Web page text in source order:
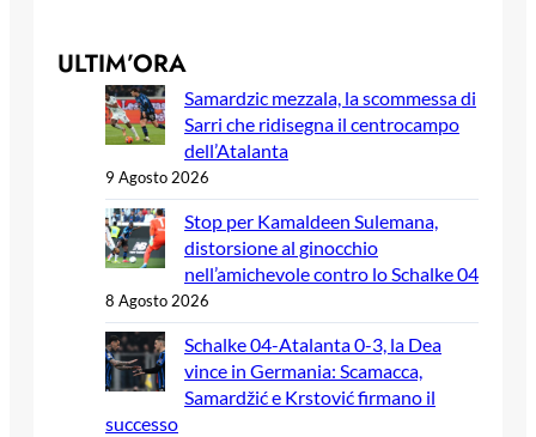
ULTIM’ORA
Samardzic mezzala, la scommessa di
Sarri che ridisegna il centrocampo
dell’Atalanta
9 Agosto 2026
Stop per Kamaldeen Sulemana,
distorsione al ginocchio
nell’amichevole contro lo Schalke 04
8 Agosto 2026
Schalke 04-Atalanta 0-3, la Dea
vince in Germania: Scamacca,
Samardžić e Krstović firmano il
successo